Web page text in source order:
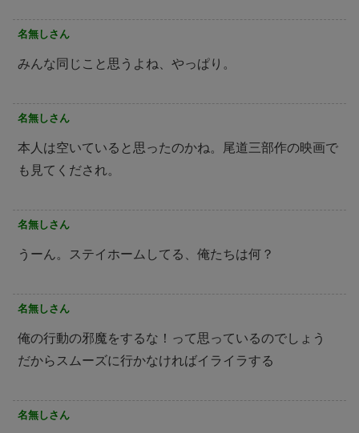
名無しさん
みんな同じこと思うよね、やっぱり。
名無しさん
本人は空いていると思ったのかね。尾道三部作の映画で
も見てくだされ。
名無しさん
うーん。ステイホームしてる、俺たちは何？
名無しさん
俺の行動の邪魔をするな！って思っているのでしょう
だからスムーズに行かなければイライラする
名無しさん